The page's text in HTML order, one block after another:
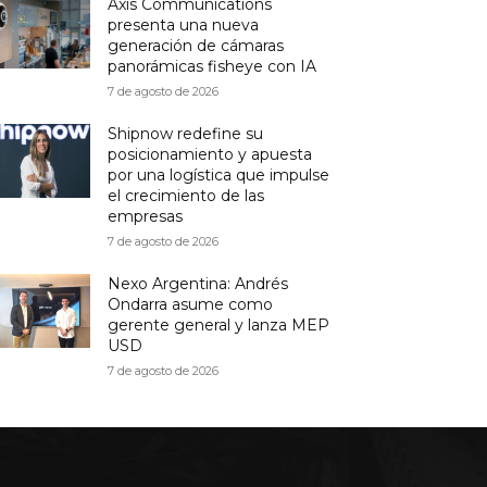
Axis Communications
presenta una nueva
generación de cámaras
panorámicas fisheye con IA
7 de agosto de 2026
Shipnow redefine su
posicionamiento y apuesta
por una logística que impulse
el crecimiento de las
empresas
7 de agosto de 2026
Nexo Argentina: Andrés
Ondarra asume como
gerente general y lanza MEP
USD
7 de agosto de 2026